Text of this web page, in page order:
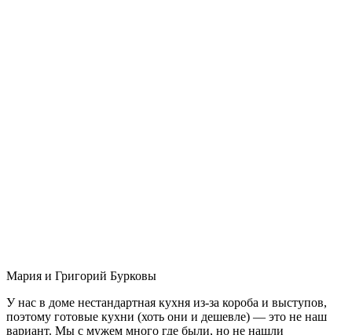
Мария и Григорий Бурковы
У нас в доме нестандартная кухня из-за короба и выступов,
поэтому готовые кухни (хоть они и дешевле) — это не наш
вариант. Мы с мужем много где были, но не нашли